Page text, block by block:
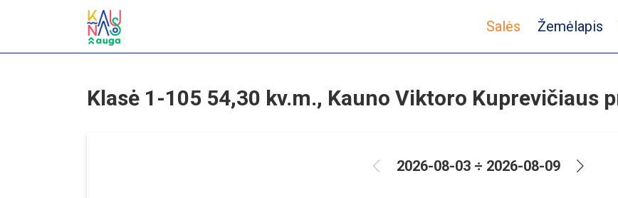
Klasė 1-105 54,30 kv.m., Kauno Viktoro Kuprevičiaus
2026-08-03 ÷ 2026-08-09
Salės Žemėlapis